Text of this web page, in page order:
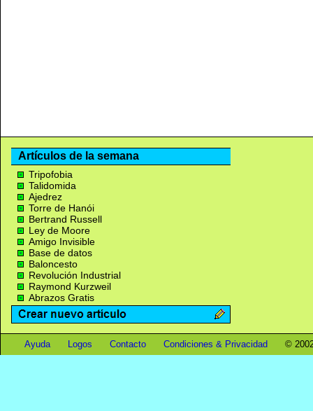
Artículos de la semana
Tripofobia
Talidomida
Ajedrez
Torre de Hanói
Bertrand Russell
Ley de Moore
Amigo Invisible
Base de datos
Baloncesto
Revolución Industrial
Raymond Kurzweil
Abrazos Gratis
Ayuda Logos Contacto Condiciones & Privacidad ©